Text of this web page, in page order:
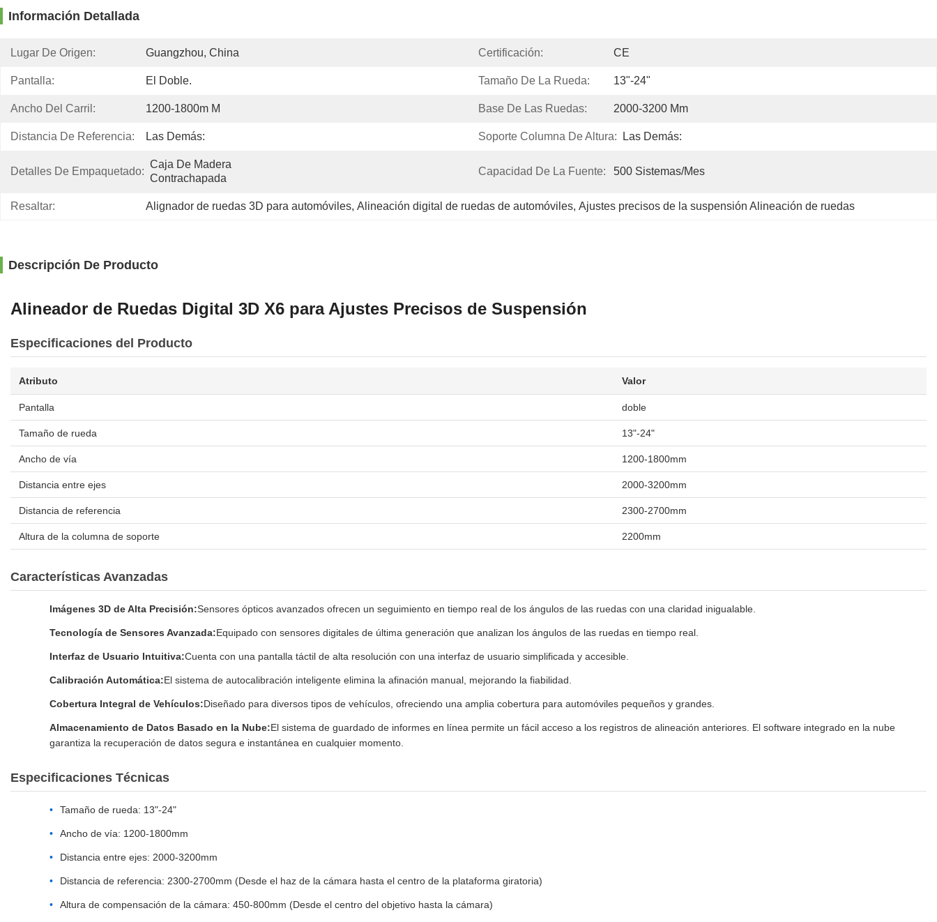
Información Detallada
Lugar De Origen: Guangzhou, China Certificación: CE
Pantalla: El Doble. Tamaño De La Rueda: 13"-24"
Ancho Del Carril: 1200-1800m M Base De Las Ruedas: 2000-3200 Mm
Distancia De Referencia: Las Demás: Soporte Columna De Altura: Las Demás:
Detalles De Empaquetado:
Caja De Madera
Contrachapada
Capacidad De La Fuente: 500 Sistemas/mes
Resaltar: Alignador de ruedas 3D para automóviles, Alineación digital de ruedas de automóviles, Ajustes precisos de la suspensión Alineación de ruedas
Descripción De Producto
Alineador de Ruedas Digital 3D X6 para Ajustes Precisos de Suspensión
Especificaciones del Producto
Atributo Valor
Pantalla doble
Tamaño de rueda 13"-24"
Ancho de vía 1200-1800mm
Distancia entre ejes 2000-3200mm
Distancia de referencia 2300-2700mm
Altura de la columna de soporte 2200mm
Características Avanzadas
Imágenes 3D de Alta Precisión:Sensores ópticos avanzados ofrecen un seguimiento en tiempo real de los ángulos de las ruedas con una claridad inigualable.
Tecnología de Sensores Avanzada:Equipado con sensores digitales de última generación que analizan los ángulos de las ruedas en tiempo real.
Interfaz de Usuario Intuitiva:Cuenta con una pantalla táctil de alta resolución con una interfaz de usuario simplificada y accesible.
Calibración Automática:El sistema de autocalibración inteligente elimina la afinación manual, mejorando la fiabilidad.
Cobertura Integral de Vehículos:Diseñado para diversos tipos de vehículos, ofreciendo una amplia cobertura para automóviles pequeños y grandes.
Almacenamiento de Datos Basado en la Nube:El sistema de guardado de informes en línea permite un fácil acceso a los registros de alineación anteriores. El software integrado en la nube
garantiza la recuperación de datos segura e instantánea en cualquier momento.
Especificaciones Técnicas
Tamaño de rueda: 13"-24"
Ancho de vía: 1200-1800mm
Distancia entre ejes: 2000-3200mm
Distancia de referencia: 2300-2700mm (Desde el haz de la cámara hasta el centro de la plataforma giratoria)
Altura de compensación de la cámara: 450-800mm (Desde el centro del objetivo hasta la cámara)